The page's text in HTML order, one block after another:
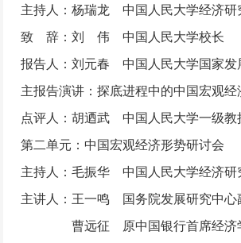
主持人：杨瑞龙 中国人民大学经济研
致 辞：刘 伟 中国人民大学校长
报告人：刘元春 中国人民大学国家发
主报告演讲：探底进程中的中国宏观经
点评人：胡迺武 中国人民大学一级教
第二单元：中国宏观经济形势研讨会
主持人：毛振华 中国人民大学经济研
主讲人：王一鸣 国务院发展研究中心
曹远征 原中国银行首席经济